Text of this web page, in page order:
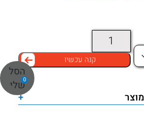
0
הסל
שלי
כמות
של
חגורת
והרמה
–
קנה עכשיו
+